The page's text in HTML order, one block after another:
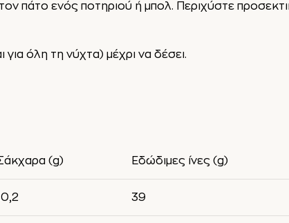
πάτο ενός ποτηριού ή μπολ. Περιχύστε
όλη τη νύχτα) μέχρι να δέσει.
(g) Εδώδιμες ίνες (g)
39